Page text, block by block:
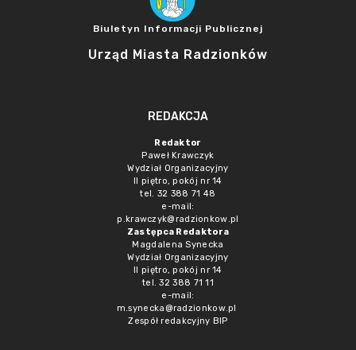
Biuletyn Informacji Publicznej
Urząd Miasta Radzionków
REDAKCJA
Redaktor
Paweł Krawczyk
Wydział Organizacyjny
II piętro, pokój nr 14
tel. 32 388 71 48
e-mail:
p.krawczyk@radzionkow.pl
Zastępca Redaktora
Magdalena Synecka
Wydział Organizacyjny
II piętro, pokój nr 14
tel. 32 388 71 11
e-mail:
m.synecka@radzionkow.pl
Zespół redakcyjny BIP